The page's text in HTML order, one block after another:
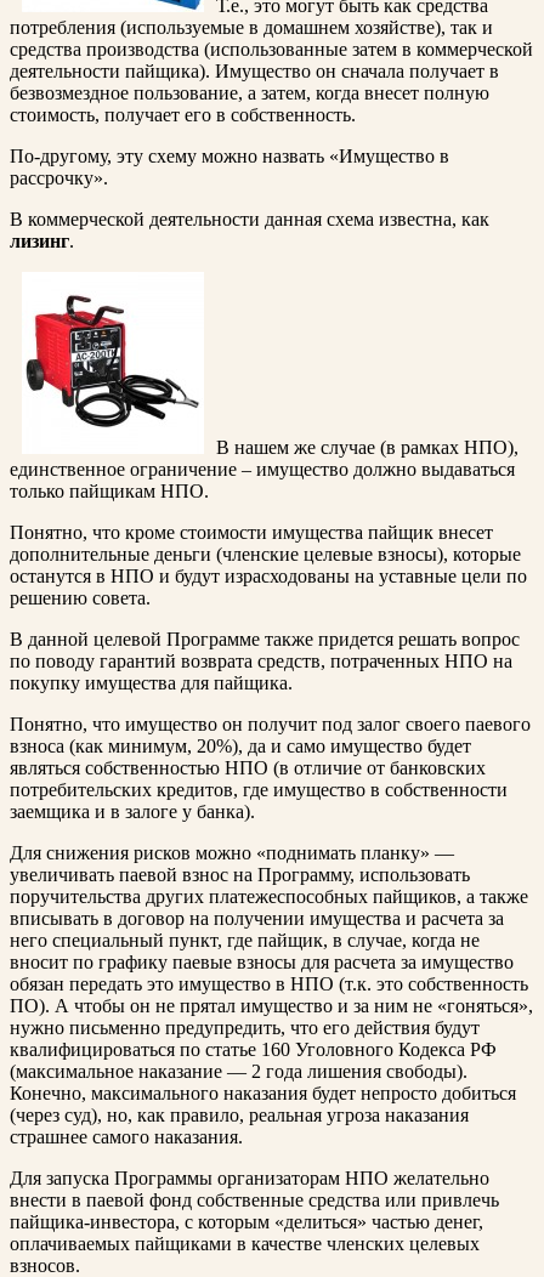
Т.е., это могут быть как средства
потребления (используемые в домашнем хозяйстве), так и
средства производства (использованные затем в коммерческой
деятельности пайщика). Имущество он сначала получает в
безвозмездное пользование, а затем, когда внесет полную
стоимость, получает его в собственность.
По-другому, эту схему можно назвать «Имущество в
рассрочку».
В коммерческой деятельности данная схема известна, как
лизинг.
В нашем же случае (в рамках НПО),
единственное ограничение – имущество должно выдаваться
только пайщикам НПО.
Понятно, что кроме стоимости имущества пайщик внесет
дополнительные деньги (членские целевые взносы), которые
останутся в НПО и будут израсходованы на уставные цели по
решению совета.
В данной целевой Программе также придется решать вопрос
по поводу гарантий возврата средств, потраченных НПО на
покупку имущества для пайщика.
Понятно, что имущество он получит под залог своего паевого
взноса (как минимум, 20%), да и само имущество будет
являться собственностью НПО (в отличие от банковских
потребительских кредитов, где имущество в собственности
заемщика и в залоге у банка).
Для снижения рисков можно «поднимать планку» —
увеличивать паевой взнос на Программу, использовать
поручительства других платежеспособных пайщиков, а также
вписывать в договор на получении имущества и расчета за
него специальный пункт, где пайщик, в случае, когда не
вносит по графику паевые взносы для расчета за имущество
обязан передать это имущество в НПО (т.к. это собственность
ПО). А чтобы он не прятал имущество и за ним не «гоняться»,
нужно письменно предупредить, что его действия будут
квалифицироваться по статье 160 Уголовного Кодекса РФ
(максимальное наказание — 2 года лишения свободы).
Конечно, максимального наказания будет непросто добиться
(через суд), но, как правило, реальная угроза наказания
страшнее самого наказания.
Для запуска Программы организаторам НПО желательно
внести в паевой фонд собственные средства или привлечь
пайщика-инвестора, с которым «делиться» частью денег,
оплачиваемых пайщиками в качестве членских целевых
взносов.